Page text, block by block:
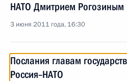
НАТО Дмитрием Рогозиным
3 июня 2011 года, 16:30
Послания главам
Россия–НАТО